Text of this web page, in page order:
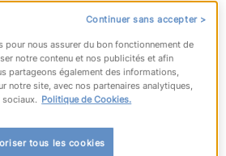
correspondant à votre
recherche
Continuer sans accepter >
pour nous assurer du bon fonctionnement de
notre contenu et nos publicités et afin
partageons également des informations,
notre site, avec nos partenaires analytiques,
Politique de Cookies.
tous les cookies